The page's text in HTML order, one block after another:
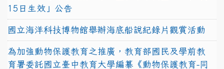
15日生效」公告
國立海洋科技博物館舉辦海底船說紀錄片觀賞活動
為加強動物保護教育之推廣，教育部國民及學前教
育署委託國立臺中教育大學編纂《動物保護教育-同